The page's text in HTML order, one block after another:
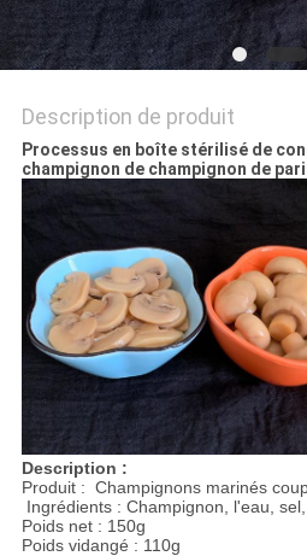
Description de produit
Processus en boîte stérilisé de
champignon de champignon de
Description :
Produit : Champignons marinés
Ingrédients : Champignon, l'eau,
Poids net : 150g
Poids vidangé : 110g